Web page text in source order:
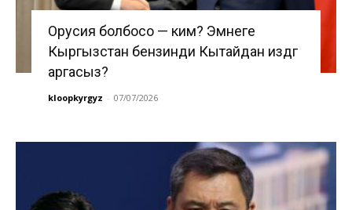
Орусия болбосо — ким? Эмнеге
Кыргызстан бензинди Кытайдан издөөгө
аргасыз?
kloopkyrgyz - 07/07/2026